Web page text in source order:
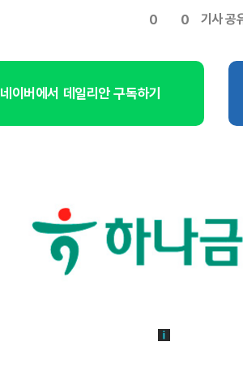
0 0 기사 공
네이버에서 데일리안 구독하기